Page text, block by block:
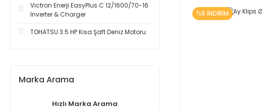
Victron Enerji EasyPlus C 12/1600/70-16
Inverter & Charger
TOHATSU 3.5 HP Kısa Şaft Deniz Motoru
Marka Arama
Hızlı Marka Arama
%5 İNDİRİM